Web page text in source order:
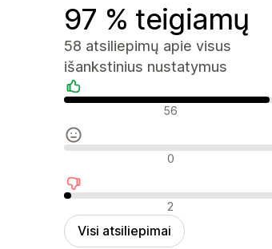
97 % teigiamų
58 atsiliepimų apie visus
išankstinius nustatymus
Teigiami atsiliepimai
56
Neutralūs atsiliepimai
0
Neigiami atsiliepimai
2
Visi atsiliepimai